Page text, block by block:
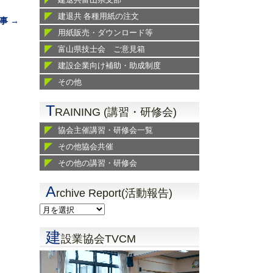
→
建退共 各種用紙の注文
用紙販売・ダウンロード等
富山県技士会 ご意見箱
建設企業向け補助・助成制度
その他
TRAINING (講習・研修会)
協会主催講習・研修会一覧
その他協会共催
その他の講習・研修会
Archive Report(活動報告)
建設業協会TVCM